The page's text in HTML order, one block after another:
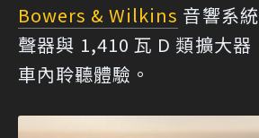
Bowers & Wilkins 音響系
聲器與 1,410 瓦 D 類擴大器
車內聆聽體驗。